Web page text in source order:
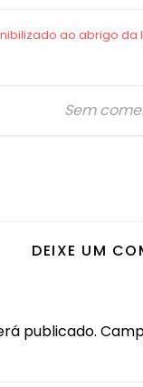
Sem
DEIXE UM
publicado.